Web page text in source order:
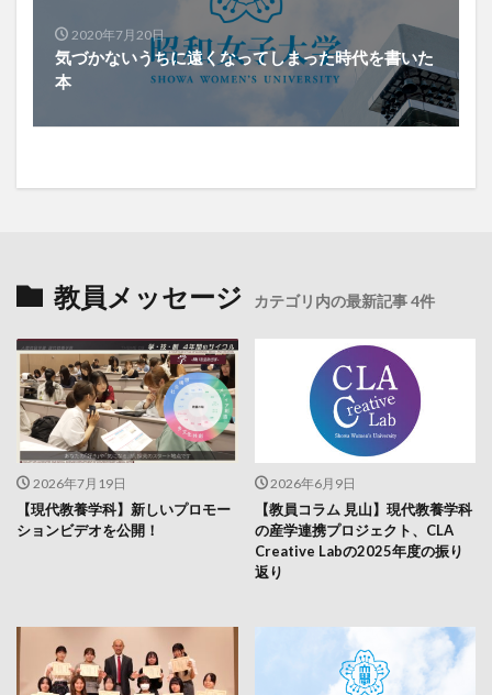
2020年7月20日
気づかないうちに遠くなってしまった時代を書いた
本
教員メッセージ カテゴリ内の最新記事 4件
2026年7月19日
【現代教養学科】新しいプロモー
ションビデオを公開！
2026年6月9日
【教員コラム 見山】現代教養学科
の産学連携プロジェクト、CLA
Creative Labの2025年度の振り
返り